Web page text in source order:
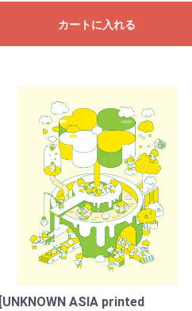
カートに入れる
[UNKNOWN ASIA printed